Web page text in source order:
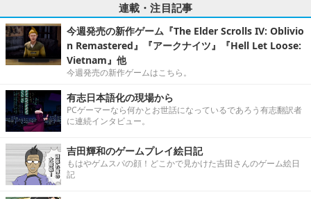
連載・注目記事
今週発売の新作ゲーム『The Elder Scrolls IV: Oblivio
n Remastered』『アークナイツ』『Hell Let Loose:
Vietnam』他
今週発売の新作ゲームはこちら。
有志日本語化の現場から
PCゲーマーなら何かとお世話になっているであろう有志翻訳者
に連続インタビュー。
吉田輝和のゲームプレイ絵日記
もはやゲムスパの顔！どこかで見かけた吉田さんのゲーム絵日
記